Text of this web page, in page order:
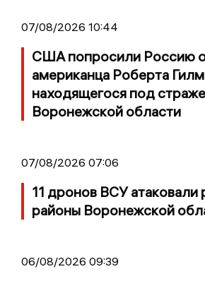
07/08/2026 10:44
США попросили Россию
американца Роберта
находящегося под
Воронежской области
07/08/2026 07:06
11 дронов ВСУ атаковали
районы Воронежской
06/08/2026 09:39